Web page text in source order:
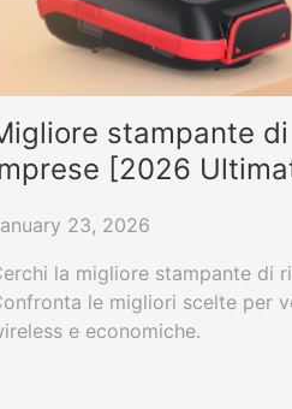
stampante
[2026
23, 2026
la migliore stampante di
le migliori scelte per
e economiche.